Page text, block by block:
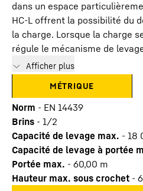
dans un espace
HC-L offrent la possibilité du
la charge. Lorsque la charge
régule le mécanisme de
Afficher plus
MÉTRIQUE
Norm - EN 14439
Brins - 1/2
Capacité de levage max. - 18
Capacité de levage à portée
Portée max. - 60,00 m
Hauteur max. sous crochet -